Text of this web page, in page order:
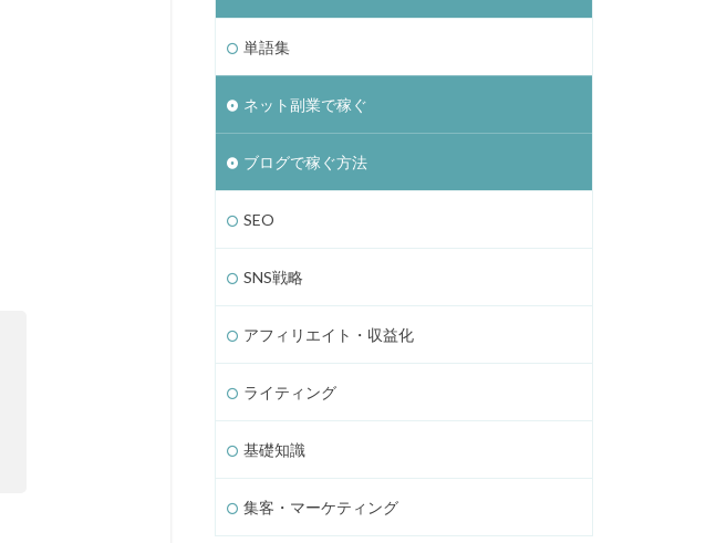
単語集
ネット副業で稼ぐ
ブログで稼ぐ方法
SEO
SNS戦略
アフィリエイト・収益化
ライティング
基礎知識
集客・マーケティング